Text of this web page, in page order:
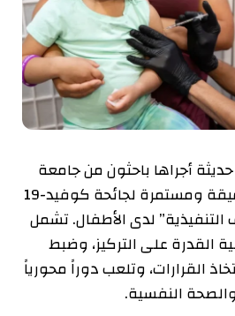
أجراها باحثون من جامعة
هارفارد عن تأثيرات عميقة ومستمرة لجائحة كوفيد-19
لدى الأطفال. تشمل
القدرة على التركيز، وضبط
القرارات، وتلعب دوراً محورياً
النفسية.